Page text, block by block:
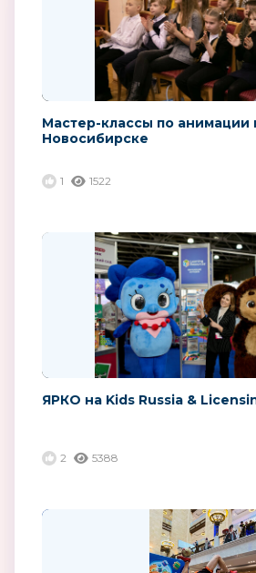
Мастер-классы по анимации
Новосибирске
1 1522
ЯРКО на Kids Russia &
2 5388